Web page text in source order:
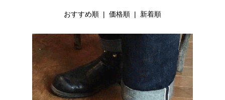
おすすめ順 | 価格順 | 新着順